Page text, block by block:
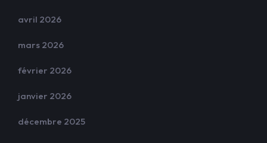
avril 2026
mars 2026
février 2026
janvier 2026
décembre 2025